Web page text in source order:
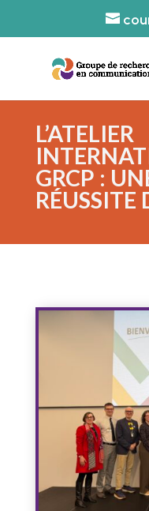
L’ATELIER
GRCP :
RÉUSSITE